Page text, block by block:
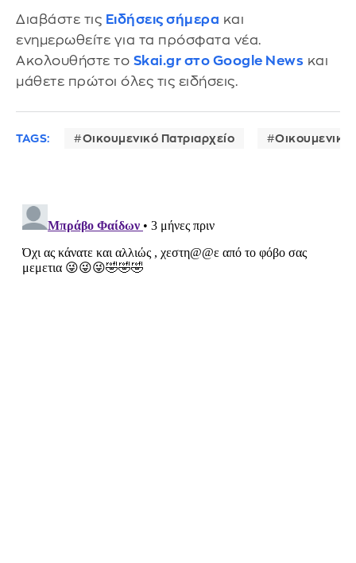
Διαβάστε τις Ειδήσεις σήμερα και
ενημερωθείτε για τα πρόσφατα νέα.
Ακολουθήστε το Skai.gr στο Google News και
μάθετε πρώτοι όλες τις ειδήσεις.
TAGS: Οικουμενικό Πατριαρχείο